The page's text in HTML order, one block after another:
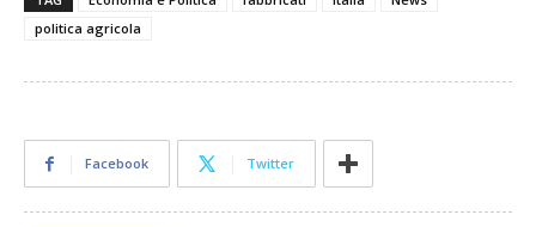
politica agricola
Facebook Twitter